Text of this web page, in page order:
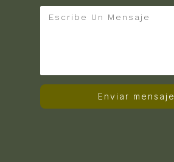
Enviar mensaje